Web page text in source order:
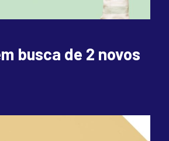
busca de 2 novos